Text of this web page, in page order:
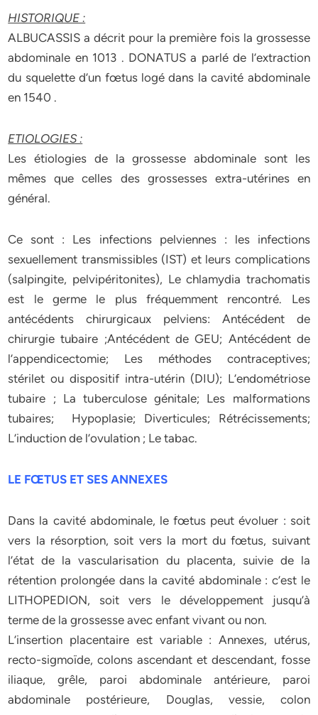
HISTORIQUE :
ALBUCASSIS a décrit pour la première fois la grossesse
abdominale en 1013 . DONATUS a parlé de l’extraction
du squelette d’un fœtus logé dans la cavité abdominale
en 1540 .
ETIOLOGIES :
Les étiologies de la grossesse abdominale sont les
mêmes que celles des grossesses extra-utérines en
général.
Ce sont : Les infections pelviennes : les infections
sexuellement transmissibles (IST) et leurs complications
(salpingite, pelvipéritonites), Le chlamydia trachomatis
est le germe le plus fréquemment rencontré. Les
antécédents chirurgicaux pelviens: Antécédent de
chirurgie tubaire ;Antécédent de GEU; Antécédent de
l’appendicectomie; Les méthodes contraceptives;
stérilet ou dispositif intra-utérin (DIU); L’endométriose
tubaire ; La tuberculose génitale; Les malformations
tubaires; Hypoplasie; Diverticules; Rétrécissements;
L’induction de l’ovulation ; Le tabac.
LE FŒTUS ET SES ANNEXES
Dans la cavité abdominale, le fœtus peut évoluer : soit
vers la résorption, soit vers la mort du fœtus, suivant
l’état de la vascularisation du placenta, suivie de la
rétention prolongée dans la cavité abdominale : c’est le
LITHOPEDION, soit vers le développement jusqu’à
terme de la grossesse avec enfant vivant ou non.
L’insertion placentaire est variable : Annexes, utérus,
recto-sigmoïde, colons ascendant et descendant, fosse
iliaque, grêle, paroi abdominale antérieure, paroi
abdominale postérieure, Douglas, vessie, colon